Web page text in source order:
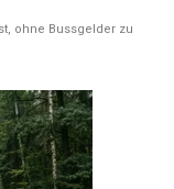
ohne Bussgelder zu